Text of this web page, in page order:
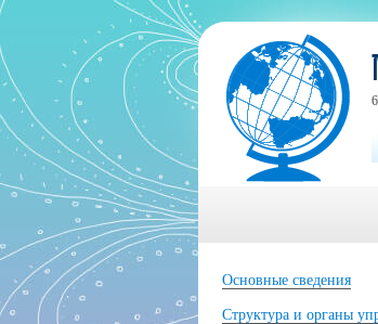
Основные сведения
Структура и органы